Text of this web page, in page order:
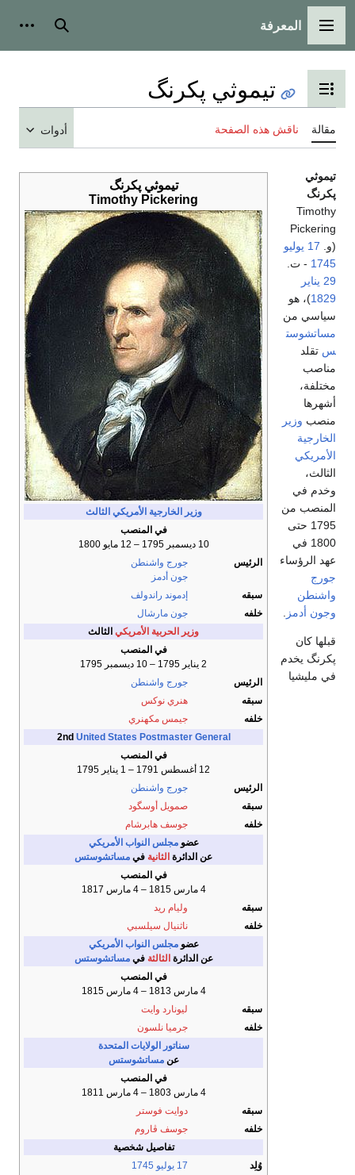
القائمة الرئيسية
المعرفة بحث
تبديل عرض جدول المحتويات
تيموثي پكرنگ
مقالة ناقش هذه الصفحة أدوات
تيموثي پكرنگ
Timothy Pickering
وزير الخارجية الأمريكي الثالث
في المنصب
10 ديسمبر 1795 – 12 مايو 1800
الرئيس
جورج واشنطن
جون أدمز
سبقه
إدموند راندولف
خلفه
جون مارشال
وزير الحربية الأمريكي الثالث
في المنصب
2 يناير 1795 – 10 ديسمبر 1795
الرئيس
جورج واشنطن
سبقه
هنري نوكس
خلفه
جيمس مكهنري
2nd United States Postmaster General
في المنصب
12 أغسطس 1791 – 1 يناير 1795
الرئيس
جورج واشنطن
سبقه
صمويل أوسگود
خلفه
جوسف هابرشام
عضومجلس النواب الأمريكي
عن الدائرة الثانية في مساتشوستس
في المنصب
4 مارس 1815 – 4 مارس 1817
سبقه
وليام ريد
خلفه
ناثنيال سيلسبي
عضومجلس النواب الأمريكي
عن الدائرة الثالثة فيمساتشوستس
في المنصب
4 مارس 1813 – 4 مارس 1815
سبقه
ليونارد وايت
خلفه
جرميا نلسون
سناتور الولايات المتحدة
عنمساتشوستس
في المنصب
4 مارس 1803 – 4 مارس 1811
سبقه
دوايت فوستر
خلفه
جوسف ڤاروم
تفاصيل شخصية
وُلِد
17 يوليو
1745
تيموثي
پكرنگ
Timothy
Pickering
(و. 17 يوليو
1745 - ت.
29 يناير
1829)، هو
سياسي من
مساتشوست
س تقلد
مناصب
مختلفة،
أشهرها
منصب وزير
الخارجية
الأمريكي
الثالث،
وخدم في
المنصب من
1795 حتى
1800 في
عهد الرؤساء
جورج
واشنطن
وجون أدمز
قبلها كان
پكرنگ يخدم
في مليشيا